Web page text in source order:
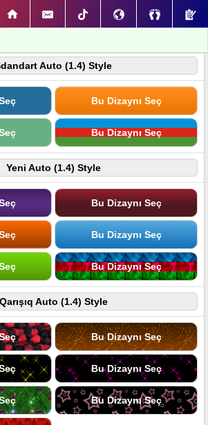
Auto (1.4) Style
Bu Dizaynı Seç
Bu Dizaynı Seç
Yeni Auto (1.4) Style
Bu Dizaynı Seç
Bu Dizaynı Seç
Bu Dizaynı Seç
Qarışıq Auto (1.4) Style
Bu Dizaynı Seç
Bu Dizaynı Seç
Bu Dizaynı Seç